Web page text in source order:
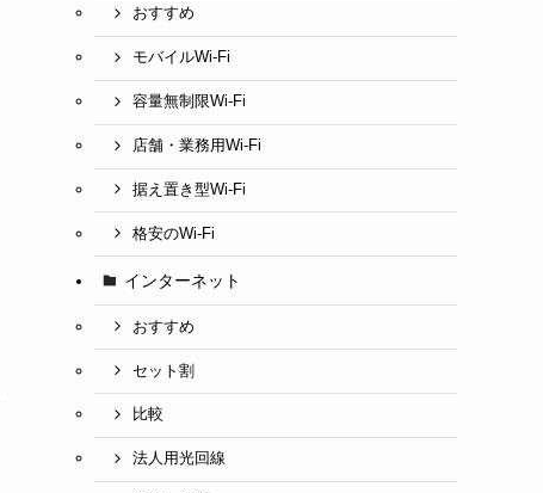
おすすめ
モバイルWi-Fi
容量無制限Wi-Fi
店舗・業務用Wi-Fi
据え置き型Wi-Fi
格安のWi-Fi
インターネット
おすすめ
セット割
比較
法人用光回線